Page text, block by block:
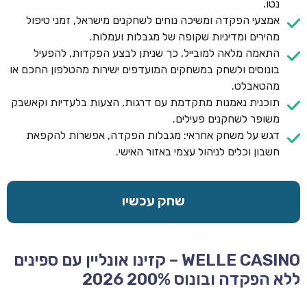
נטו.
אמצעי הפקדה ומשיכה נוחים לשחקנים מישראל, זמני טיפול
מהירים ומדיניות שקופה של מגבלות ועמלות.
התאמה מלאה למובייל, כך שניתן לבצע הפקדות, להפעיל
בונוסים ולשחק במשחקים המועדפים ישירות מהטלפון החכם או
מהטאבלט.
תוכנית נאמנות מתקדמת עם דרגות, הצעות בלעדיות וקאשבק
משופר לשחקנים פעילים.
דגש על משחק אחראי: מגבלות הפקדה, אפשרות להקפאת
חשבון וכלים לניהול עצמי באזור האישי.
שחק עכשיו
WELLE CASINO – קזינו אונליין עם ספינים
ללא הפקדה ובונוס 200% 2026